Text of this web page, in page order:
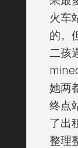
火车
的。
二孩
她两
终点
了出
整理